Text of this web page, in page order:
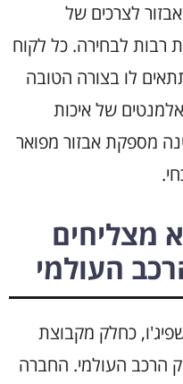
לצרכים של
רבות לבחירה. כל לקוח
לו בצורה הטובה
של איכות
מספקת אבזור מפואר
לא מצליחים
העולמי
כחלק מקבוצת
הרכב העולמי. החברה